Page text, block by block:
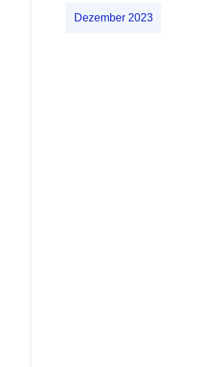
Dezember 2023